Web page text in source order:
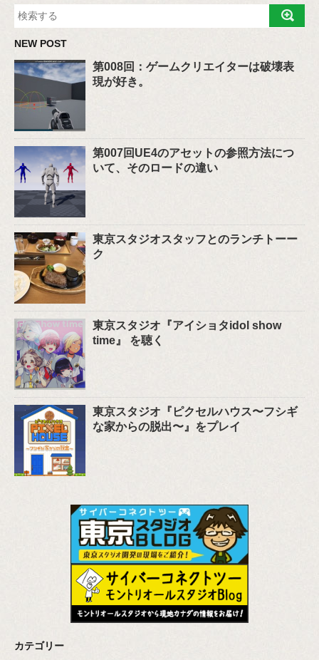
NEW POST
第008回：ゲームクリエイターは破壊表
現が好き。
第007回UE4のアセットの参照方法につ
いて、そのロードの違い
東京スタジオスタッフとのランチトーー
ク
東京スタジオ『アイショタidol show
time』 を聴く
東京スタジオ『ピクセルハウス〜フシギ
な家からの脱出〜』をプレイ
カテゴリー